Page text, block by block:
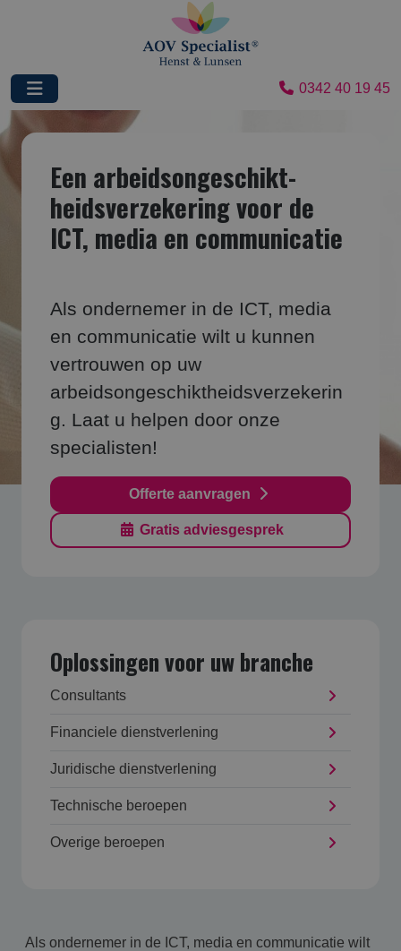
0342 40 19 45
Een arbeidsongeschikt­
heids­verzekering voor de
ICT, media en communicatie
Als ondernemer in de ICT, media
en communicatie wilt u kunnen
vertrouwen op uw
arbeidsongeschiktheidsverzekerin
g. Laat u helpen door onze
specialisten!
Offerte aanvragen
Gratis adviesgesprek
Oplossingen voor uw branche
Consultants
Financiele dienstverlening
Juridische dienstverlening
Technische beroepen
Overige beroepen
Als ondernemer in de ICT, media en communicatie wilt